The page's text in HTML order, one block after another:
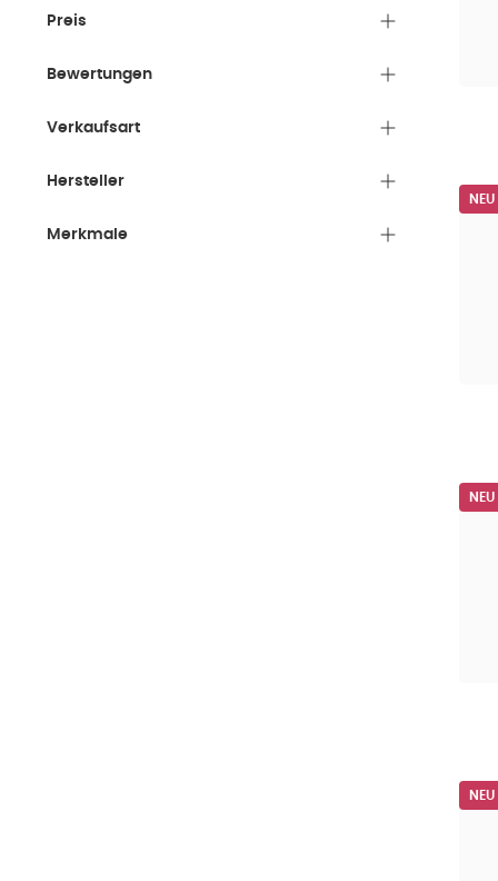
Preis
Bewertungen
Verkaufsart
Hersteller
Merkmale
NEU
NEU
NEU